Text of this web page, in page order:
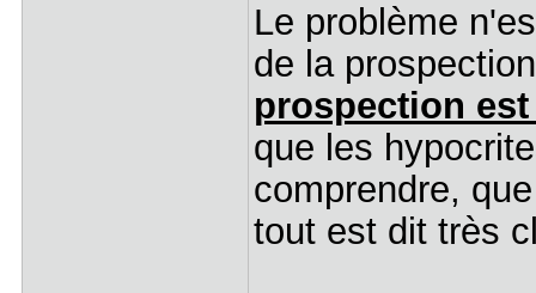
Le problème
de la
prospection
que les
comprendre,
tout est dit très